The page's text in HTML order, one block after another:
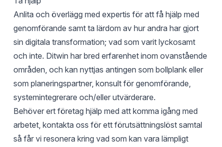
Anlita och överlägg med expertis för att få hjälp med
genomförande samt ta lärdom av hur andra har gjort
sin digitala transformation; vad som varit lyckosamt
och inte. Ditwin har bred erfarenhet inom ovanstående
områden, och kan nyttjas antingen som bollplank eller
som planeringspartner, konsult för genomförande,
systemintegrerare och/eller utvärderare.
Behöver ert företag hjälp med att komma igång med
arbetet, kontakta oss för ett förutsättningslöst samtal
så får vi resonera kring vad som kan vara lämpligt